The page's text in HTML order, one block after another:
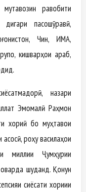
равобити
пасошӯравӣ,
Чин, ИМА,
кишварҳои араб,
назари
Эмомалӣ Раҳмон
хориҷӣ бо муҳтавои
роҳу василаҳои
миллии Ҷумҳурии
оварда шуданд. Қонун
сиёсати хориҷии